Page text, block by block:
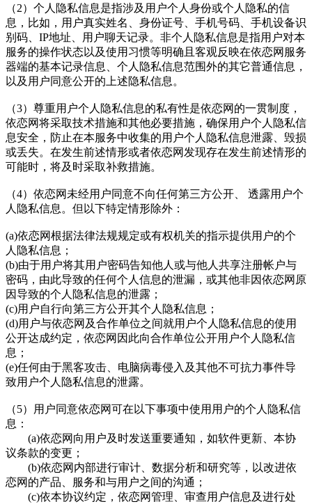
（2）个人隐私信息是指涉及用户个人身份或个人隐私的信
息，比如，用户真实姓名、身份证号、手机号码、手机设备识
别码、IP地址、用户聊天记录。非个人隐私信息是指用户对本
服务的操作状态以及使用习惯等明确且客观反映在依恋网服务
器端的基本记录信息、个人隐私信息范围外的其它普通信息，
以及用户同意公开的上述隐私信息。
（3）尊重用户个人隐私信息的私有性是依恋网的一贯制度，
依恋网将采取技术措施和其他必要措施，确保用户个人隐私信
息安全，防止在本服务中收集的用户个人隐私信息泄露、毁损
或丢失。在发生前述情形或者依恋网发现存在发生前述情形的
可能时，将及时采取补救措施。
（4）依恋网未经用户同意不向任何第三方公开、 透露用户个
人隐私信息。但以下特定情形除外：
(a)依恋网根据法律法规规定或有权机关的指示提供用户的个
人隐私信息；
(b)由于用户将其用户密码告知他人或与他人共享注册帐户与
密码，由此导致的任何个人信息的泄漏，或其他非因依恋网原
因导致的个人隐私信息的泄露；
(c)用户自行向第三方公开其个人隐私信息；
(d)用户与依恋网及合作单位之间就用户个人隐私信息的使用
公开达成约定，依恋网因此向合作单位公开用户个人隐私信
息；
(e)任何由于黑客攻击、电脑病毒侵入及其他不可抗力事件导
致用户个人隐私信息的泄露。
（5）用户同意依恋网可在以下事项中使用用户的个人隐私信
息：
(a)依恋网向用户及时发送重要通知，如软件更新、本协
议条款的变更；
(b)依恋网内部进行审计、数据分析和研究等，以改进依
恋网的产品、服务和与用户之间的沟通；
(c)依本协议约定，依恋网管理、审查用户信息及进行处